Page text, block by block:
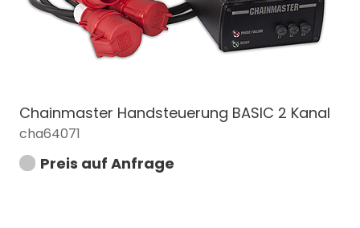
Chainmaster Handsteuerung BASIC 2 Kanal
cha64071
Preis auf Anfrage